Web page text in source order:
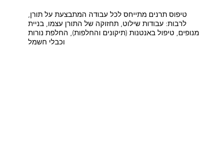
טיפוס תרנים מתייחס לכל עבודה המתבצעת על תורן,
לרבות: עבודות שילוט, תחזוקה של התורן עצמו, בניית
מנופים, טיפול באנטנות (תיקונים והחלפות), החלפת נורות
וכבלי חשמל